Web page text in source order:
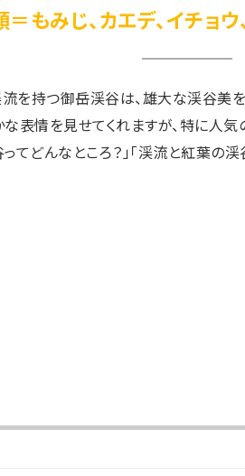
もみじ、カエデ、イチョウ
を持つ御岳渓谷は、雄大な渓谷美
表情を見せてくれますが、特に人
てどんなところ？」「渓流と紅葉